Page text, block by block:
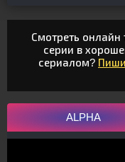
Смотреть
серии в
сериалом?
ALPHA